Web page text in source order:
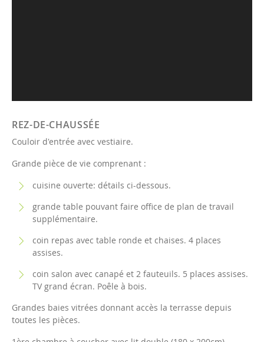
REZ-DE-CHAUSSÉE
Couloir d'entrée avec vestiaire.
Grande pièce de vie comprenant :
cuisine ouverte: détails ci-dessous.
grande table pouvant faire office de plan de travail
supplémentaire.
coin repas avec table ronde et chaises. 4 places
assises.
coin salon avec canapé et 2 fauteuils. 5 places assises.
TV grand écran. Poêle à bois.
Grandes baies vitrées donnant accès la terrasse depuis
toutes les pièces.